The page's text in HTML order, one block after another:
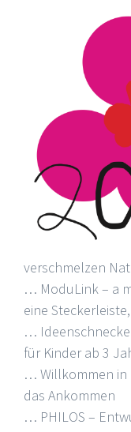
verschmelzen
… ModuLink – a
eine
…
für Kinder ab 3
… Willkommen in
das Ankommen
… PHILOS –